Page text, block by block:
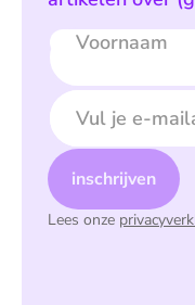
Voornaam
E-mailadres
inschrijven
Lees onze